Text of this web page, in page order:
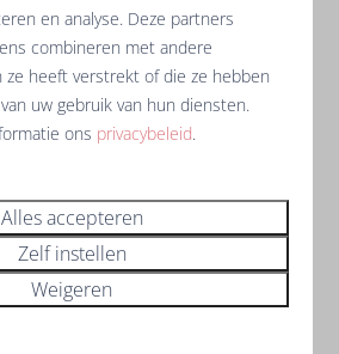
€ 1.202
2 personen
d’Olonne
Ja
gerenoveerd in
tuin
en analyse. Deze partners
combineren met andere
ze heeft verstrekt of die ze hebben
uw gebruik van hun diensten.
ons privacybeleid.
Alles accepteren
Zelf instellen
Weigeren